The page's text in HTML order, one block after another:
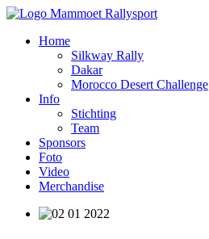
Home
Silkway Rally
Dakar
Morocco Desert Challenge
Info
Stichting
Team
Sponsors
Foto
Video
Merchandise